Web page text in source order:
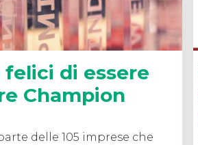
felici di essere
Champion
delle 105 imprese che